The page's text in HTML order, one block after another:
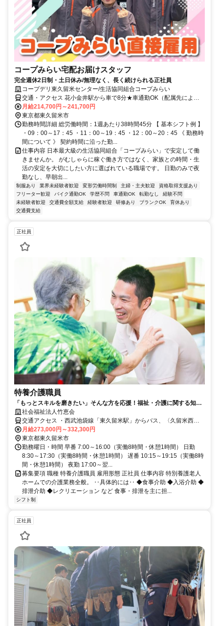
コープみらい宅配お届けスタッフ
完全週休2日制・土日休み/無理なく、長く続けられる正社員
コープデリ東久留米センター/生活協同組合コープみらい
交通・アクセス 花小金井駅から車で8分★車通勤OK（配属先によ
る）※配属先は、入職時期や各センターの人員状況を踏まえ、本人の
希望を考慮した上で、募集場所を含む通勤可能な範囲のセンターから
決定します。
月給214,700円～241,700円
東京都東久留米市
勤務時間詳細 総労働時間：1週あたり38時間45分 【 基本シフト例 】
・09：00～17：45 ・11：00～19：45 ・12：00～20：45 《 勤務時
間について 》 契約時間に沿った勤...
仕事内容 日本最大級の生活協同組合「コープみらい」で安定して働
きませんか。 がむしゃらに稼ぐ働き方ではなく、家族との時間・生
活の安定を大切にしたい方に選ばれている職場です。 日勤のみで夜
勤なし、早朝出...
制服あり 業界未経験者歓迎 変形労働時間制 主婦・主夫歓迎
資格取得支援あり
フリーター歓迎
バイク通勤OK 学歴不問 車通勤OK 転勤なし
経験不問
未経験者歓迎
交通費全額支給 経験者歓迎 研修あり ブランクOK
育休あり
交通費支給
正社員
特養介護職員
「もっとスキルを磨きたい」そんな方を応援！福祉・介護に関する知
識・スキル向上可能なクリーンな職場
社会福祉法人竹恵会
交通アクセス ・西武池袋線「東久留米駅」からバス、〈久留米西団
地〉停留所より徒歩5分 ・西武新宿線「花小金井駅」からバス、〈久
留米西団地〉停留所より徒歩5分 ★自転車・バイク・車通勤可
月給273,000円～332,300円
東京都東久留米市
勤務曜日・時間 早番 7:00～16:00（実働8時間・休憩1時間） 日勤
8:30～17:30（実働8時間・休憩1時間） 遅番 10:15～19:15（実働8時
間・休憩1時間） 夜勤 17:00～翌...
募集要項 職種 特養介護職員 雇用形態 正社員 仕事内容 特別養護老人
ホームでの介護業務全般。 ‥具体的には‥ ◆食事介助 ◆入浴介助 ◆
排泄介助 ◆レクリエーション など 食事・排泄を主に担...
シフト制
正社員